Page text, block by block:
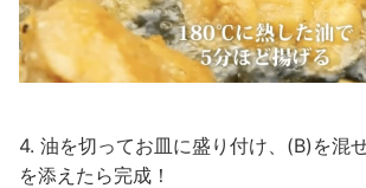
4. 油を切ってお皿に盛り付け、(B)を混
を添えたら完成！